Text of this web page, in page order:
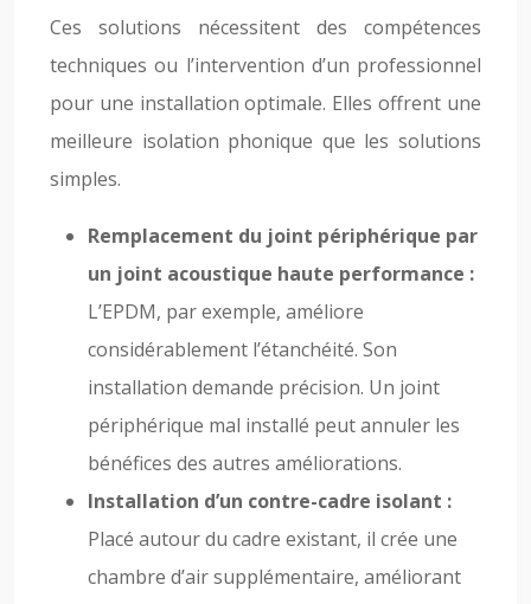
Ces solutions nécessitent des compétences
techniques ou l’intervention d’un professionnel
pour une installation optimale. Elles offrent une
meilleure isolation phonique que les solutions
simples.
Remplacement du joint périphérique par
un joint acoustique haute performance :
L’EPDM, par exemple, améliore
considérablement l’étanchéité. Son
installation demande précision. Un joint
périphérique mal installé peut annuler les
bénéfices des autres améliorations.
Installation d’un contre-cadre isolant :
Placé autour du cadre existant, il crée une
chambre d’air supplémentaire, améliorant